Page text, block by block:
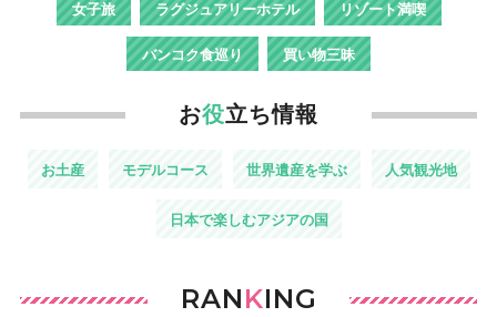
女子旅 ラグジュアリーホテル リゾート満喫
バンコク食巡り 買い物三昧
お役立ち情報
お土産 モデルコース 世界遺産を学ぶ 人気観光地
日本で楽しむアジアの国
RANKING